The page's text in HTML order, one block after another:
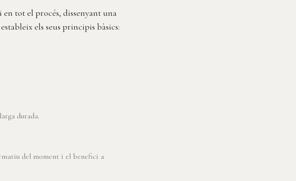
tot el procés, dissenyant una
els seus principis bàsics:
durada.
del moment i el benefici a